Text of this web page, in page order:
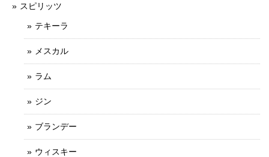
スピリッツ
テキーラ
メスカル
ラム
ジン
ブランデー
ウィスキー